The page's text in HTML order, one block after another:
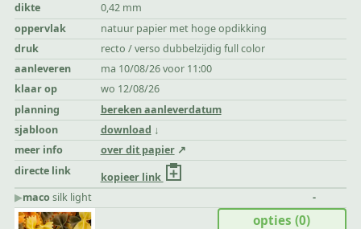
dikte
0,42 mm
oppervlak
natuur papier met hoge opdikking
druk
recto / verso dubbelzijdig full color
aanleveren
ma 10/08/26 voor 11:00
klaar op
wo 12/08/26
planning
bereken aanleverdatum
sjabloon
download
meer info
over dit papier
directe link
kopieer link
▶︎macosilk light -
opties(0)